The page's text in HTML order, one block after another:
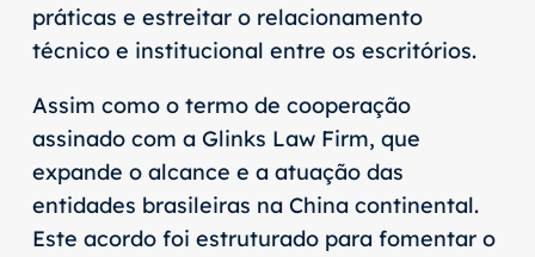
práticas e estreitar o relacionamento
técnico e institucional entre os escritórios.
Assim como o termo de cooperação
assinado com a Glinks Law Firm, que
expande o alcance e a atuação das
entidades brasileiras na China continental.
Este acordo foi estruturado para fomentar o